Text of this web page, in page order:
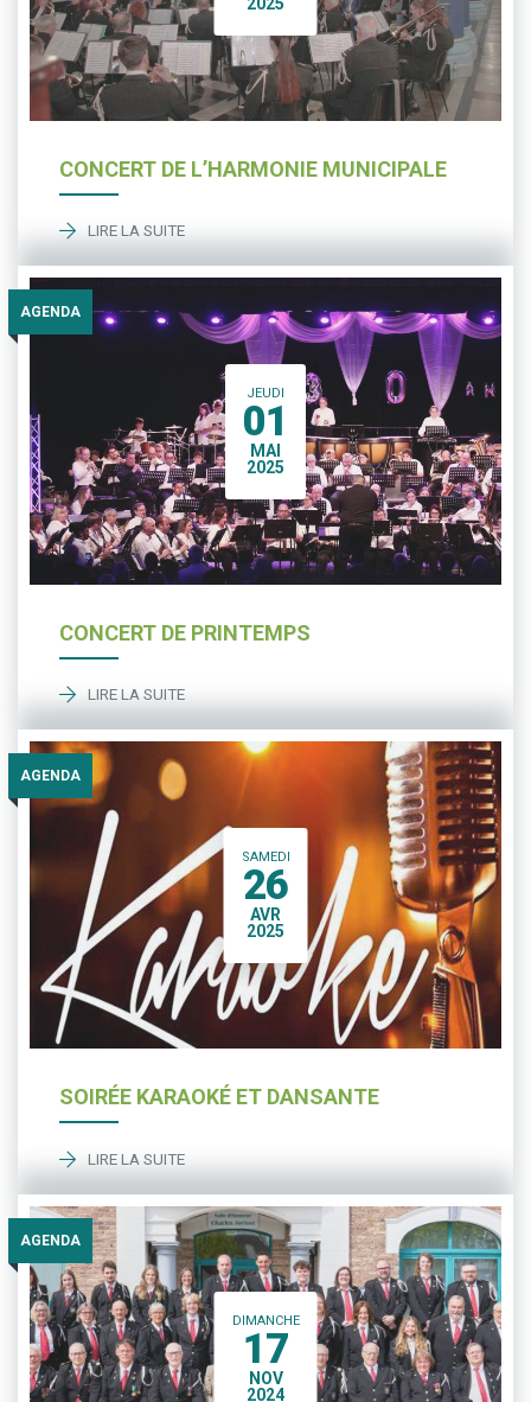
CONCERT DE L’HARMONIE MUNICIPALE
LIRE LA SUITE
JEUDI
01
MAI
2025
AGENDA
CONCERT DE PRINTEMPS
LIRE LA SUITE
SAMEDI
26
AVR
2025
AGENDA
SOIRÉE KARAOKÉ ET DANSANTE
LIRE LA SUITE
DIMANCHE
17
NOV
2024
AGENDA